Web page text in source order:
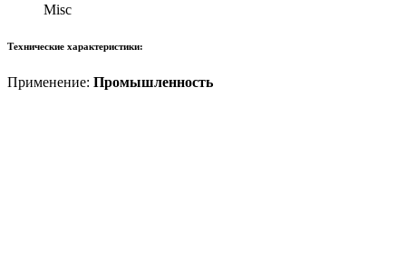
Misc
Технические характеристики:
Применение: Промышленность